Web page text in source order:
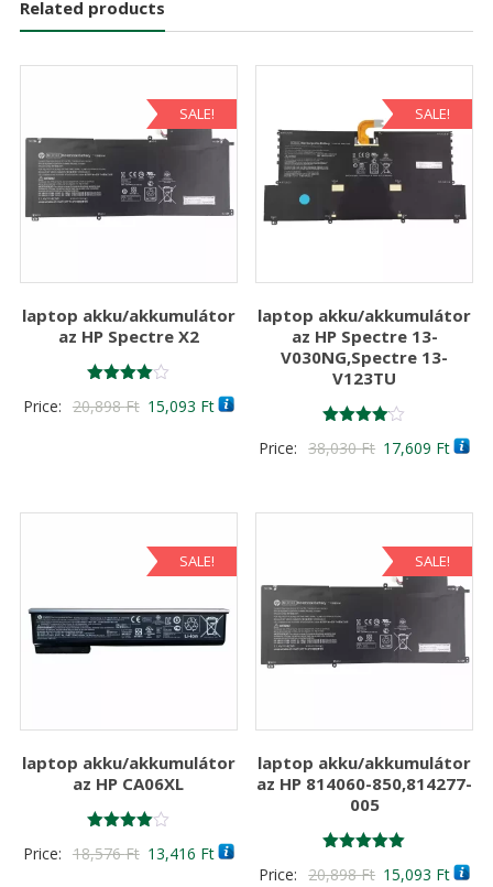
Related products
SALE!
laptop akku/akkumulátor
az HP Spectre X2
4.00
Price: 20,898Ft Original
15,093 FtCurrent
SALE!
laptop akku/akkumulátor
az HP Spectre 13-
V030NG,Spectre 13-
V123TU
4.00
Price: 38,030Ft Original
17,609 Ft
SALE!
laptop akku/akkumulátor
az HP CA06XL
4.00
Price: 18,576Ft Original
13,416 FtCurrent
SALE!
laptop akku/akkumulátor
az HP 814060-850,814277-
005
5.00
Price: 20,898Ft Original
15,093 Ft